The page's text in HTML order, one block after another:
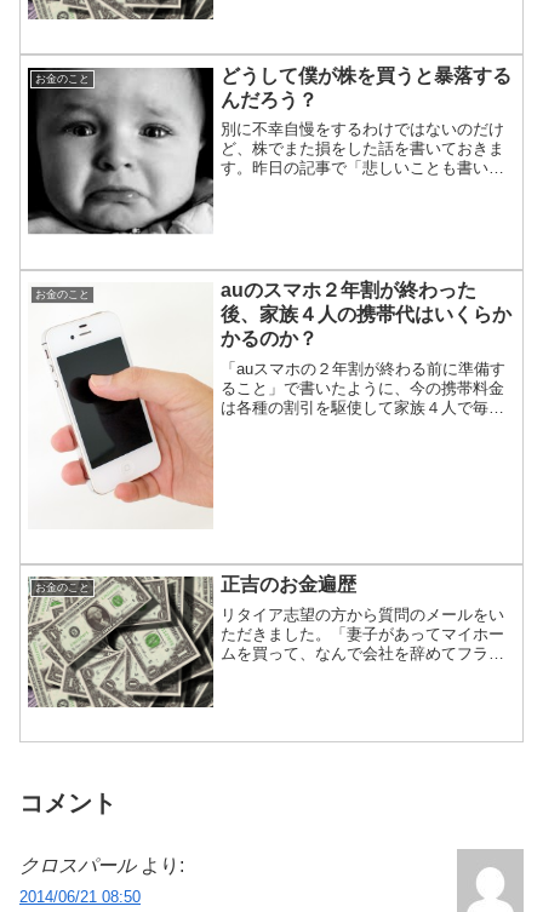
（全日版）を取っていて...
お金のこと
どうして僕が株を買うと暴落する
んだろう？
別に不幸自慢をするわけではないのだけ
ど、株でまた損をした話を書いておきま
す。昨日の記事で「悲しいことも書いて
お金のこと
auのスマホ２年割が終わった
後、家族４人の携帯代はいくらか
かるのか？
「auスマホの２年割が終わる前に準備す
ること」で書いたように、今の携帯料金
は各種の割引を駆使して家族４人で毎月
お金のこと 正吉のお金遍歴
リタイア志望の方から質問のメールをい
ただきました。「妻子があってマイホー
ムを買って、なんで会社を辞めてフラフ
コメント
クロスパール より:
2014/06/21 08:50